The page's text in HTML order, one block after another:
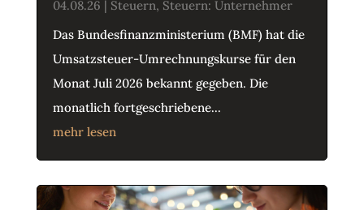
04.08.26 | Steuern, Steuern: Unternehmer
Das Bundesfinanzministerium (BMF) hat die
Umsatzsteuer-Umrechnungskurse für den
Monat Juli 2026 bekannt gegeben. Die
monatlich fortgeschriebene...
mehr lesen